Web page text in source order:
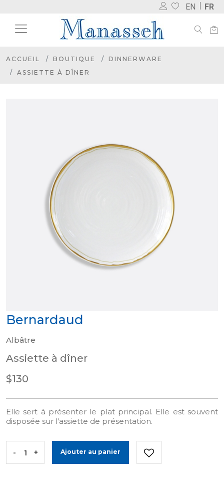
EN FR
ACCUEIL BOUTIQUE
DINNERWARE
ASSIETTE À DÎNER
Bernardaud
Albâtre
Assiette à dîner
$130
Elle sert à présenter le plat principal. Elle est souvent
disposée sur l'assiette de présentation.
- + Ajouter au panier